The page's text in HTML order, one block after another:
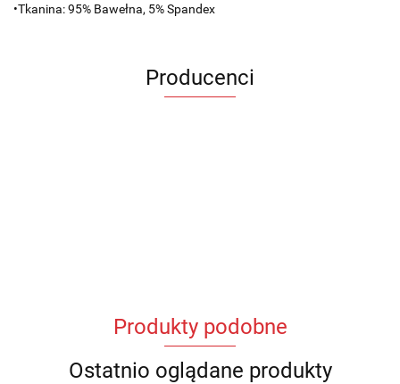
•Tkanina: 95% Bawełna, 5% Spandex
Producenci
Produkty podobne
Ostatnio oglądane produkty